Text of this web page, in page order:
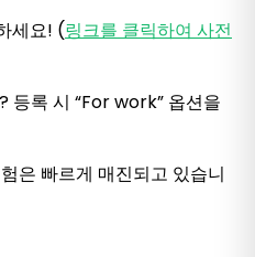
세요! (링크를 클릭하여 사전
등록 시 “For work” 옵션을
은 빠르게 매진되고 있습니